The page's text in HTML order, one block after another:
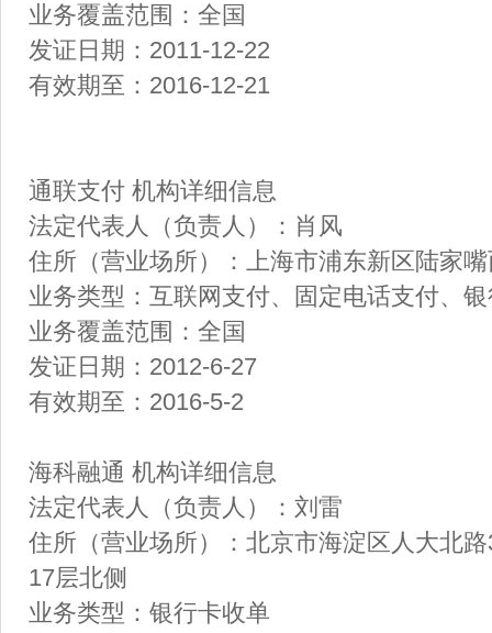
业务覆盖范围：全国
发证日期：2011-12-22
有效期至：2016-12-21
通联支付 机构详细信息
法定代表人（负责人）：肖风
住所（营业场所）：上海市浦东新区陆家
业务类型：互联网支付、固定电话支付、
业务覆盖范围：全国
发证日期：2012-6-27
有效期至：2016-5-2
海科融通 机构详细信息
法定代表人（负责人）：刘雷
住所（营业场所）：北京市海淀区人大北
17层北侧
业务类型：银行卡收单